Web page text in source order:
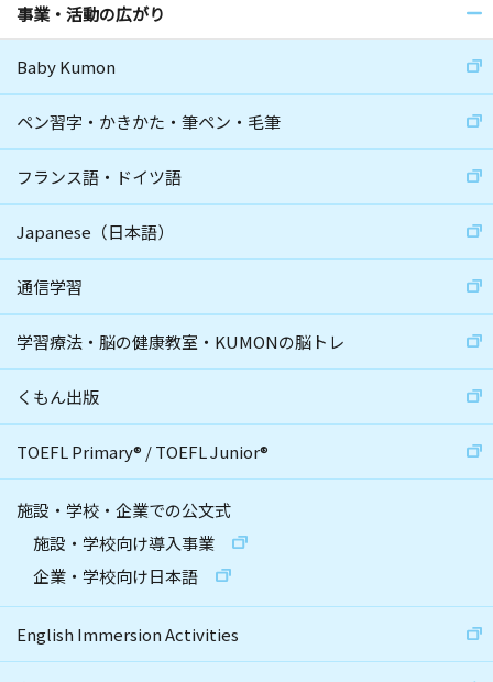
事業・活動の広がり
Baby Kumon
ペン習字・かきかた・筆ペン・毛筆
フランス語・ドイツ語
Japanese（日本語）
通信学習
学習療法・脳の健康教室・KUMONの脳トレ
くもん出版
TOEFL Primary® /TOEFL Junior®
施設・学校・企業での公文式
施設・学校向け導入事業
企業・学校向け日本語
English Immersion Activities